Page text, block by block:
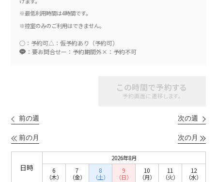
※最低利用時間は4時間です。
※控室のみのご利用はできません。
○：予約可△：仮予約あり（予約可）
：要お問合せー：予約期間外×：予約不可
この時間で予約する
予約画面に遷移します。
前の週 次の週
前の月 次の月
日時
2026年8月
6
（木）
7
（金）
8
（土）
9
（日）
10
（月）
11
（火）
12
（水）
新宿住友ホール
新宿住友ビル三角広場
新宿住友スカイルーム
ベルサール西新宿
ベルサール高田馬場
ベルサール八重洲
ベルサール東京日本橋
ベルサール神田
飯田橋・九段・半蔵門・神保町エリア
ベルサール半蔵門
ベルサール飯田橋駅前
渋谷エリア
ベルサール六本木グランドコンファレンスセンター
ベルサール御成門タワー
ベルサール東京汐留コンファレンスセンター
ベルサール三田ガーデン
有明・羽田エリア
ベルサール有明コンファレンスセンター
ベルサール羽田空港